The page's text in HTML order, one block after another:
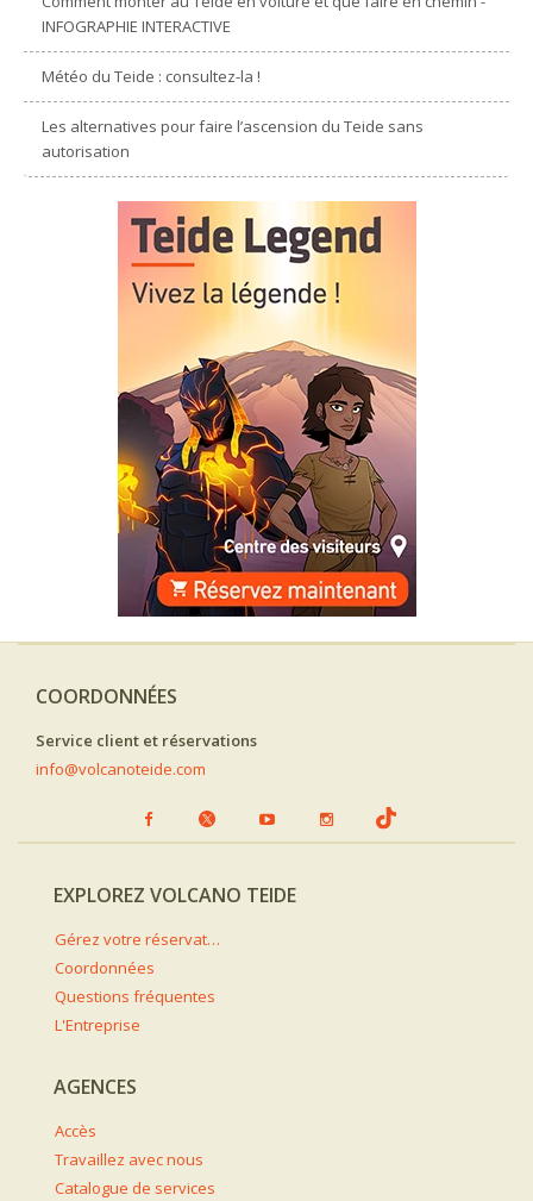
INFOGRAPHIE INTERACTIVE
Météo du Teide : consultez-la !
Les alternatives pour faire l’ascension du Teide sans
autorisation
COORDONNÉES
Service client et réservations
info@volcanoteide.com
EXPLOREZ VOLCANO TEIDE
Gérez votre réservation
Coordonnées
Questions fréquentes
L'Entreprise
AGENCES
Accès
Travaillez avec nous
Catalogue de services